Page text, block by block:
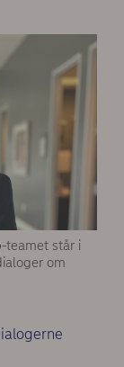
teamet står i
om